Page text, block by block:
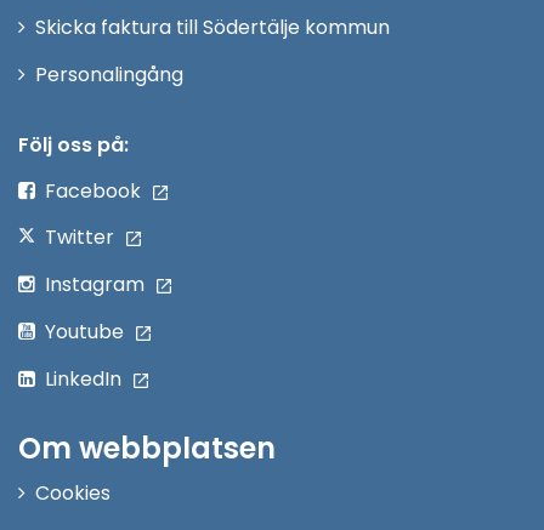
Skicka faktura till Södertälje kommun
PersonalingångÖppna
Följ oss på:
Facebook
Twitter
Instagram
Youtube
LinkedIn
Om webbplatsen
Cookies